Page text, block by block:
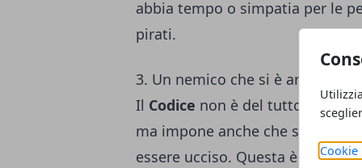
Cookie
abbia tempo o simpatia per le
pirati.
3. Un nemico che si è arreso non
Il Codice non è del tutto privo
ma impone anche che se
essere ucciso. Questa è